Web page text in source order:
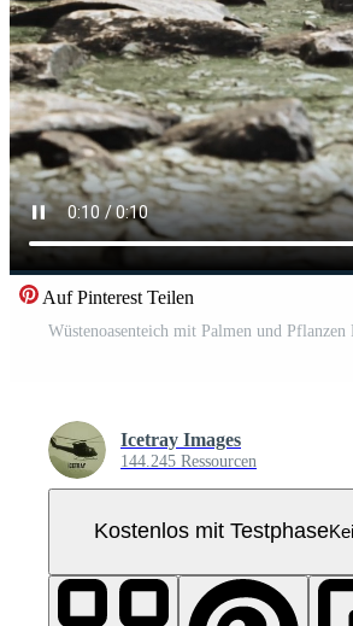
Auf Pinterest Teilen
Wüstenoasenteich mit Palmen und Pflanzen
Icetray Images
144.245 Ressourcen
Kostenlos mit Testphase